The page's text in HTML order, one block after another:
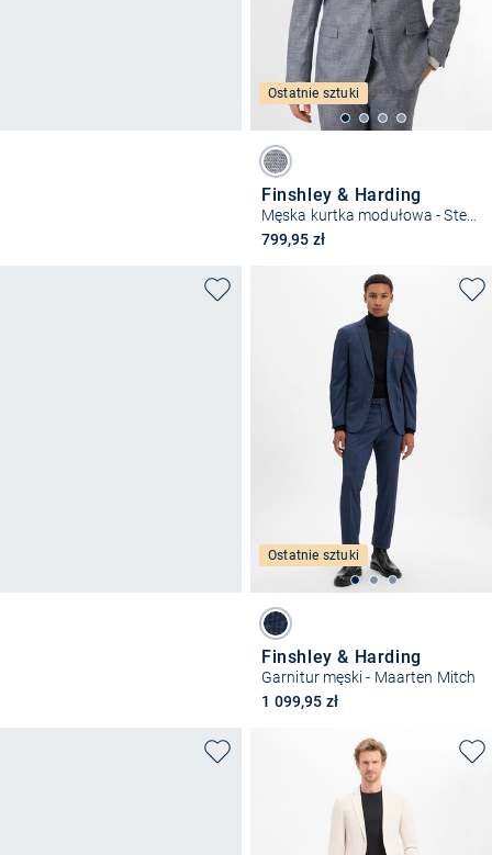
Ostatnie sztuki
Finshley & Harding
Męska kurtka modułowa - Steven
799,95 zł
Ostatnie sztuki
Finshley & Harding
Garnitur męski - Maarten Mitch
1 099,95 zł